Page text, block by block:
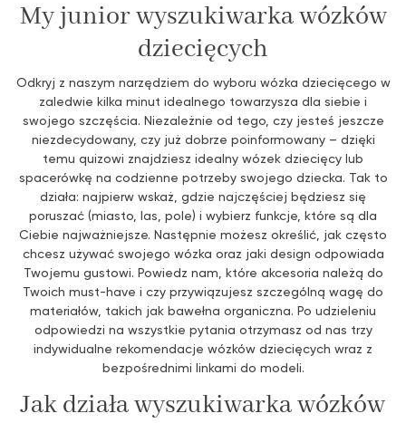
My junior wyszukiwarka wózków
dziecięcych
Odkryj z naszym narzędziem do wyboru wózka dziecięcego w
zaledwie kilka minut idealnego towarzysza dla siebie i
swojego szczęścia. Niezależnie od tego, czy jesteś jeszcze
niezdecydowany, czy już dobrze poinformowany – dzięki
temu quizowi znajdziesz idealny wózek dziecięcy lub
spacerówkę na codzienne potrzeby swojego dziecka. Tak to
działa: najpierw wskaż, gdzie najczęściej będziesz się
poruszać (miasto, las, pole) i wybierz funkcje, które są dla
Ciebie najważniejsze. Następnie możesz określić, jak często
chcesz używać swojego wózka oraz jaki design odpowiada
Twojemu gustowi. Powiedz nam, które akcesoria należą do
Twoich must-have i czy przywiązujesz szczególną wagę do
materiałów, takich jak bawełna organiczna. Po udzieleniu
odpowiedzi na wszystkie pytania otrzymasz od nas trzy
indywidualne rekomendacje wózków dziecięcych wraz z
bezpośrednimi linkami do modeli.
Jak działa wyszukiwarka wózków